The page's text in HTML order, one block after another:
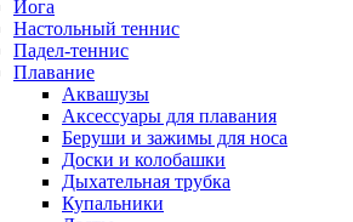
Йога
Настольный теннис
Падел-теннис
Плавание
Аквашузы
Аксессуары для плавания
Беруши и зажимы для носа
Доски и колобашки
Дыхательная трубка
Купальники